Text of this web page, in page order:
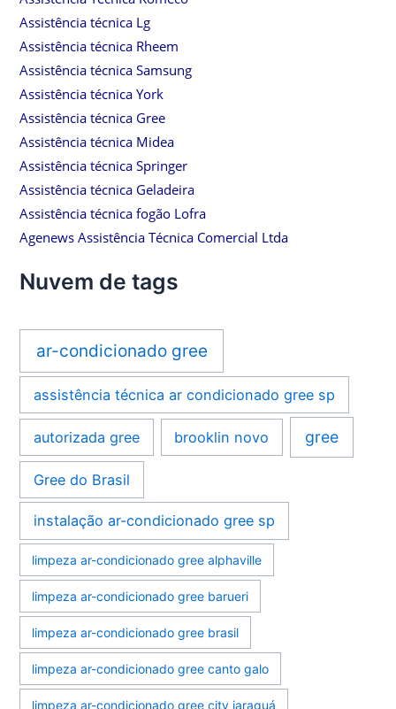
Assistência técnica Lg
Assistência técnica Rheem
Assistência técnica Samsung
Assistência técnica York
Assistência técnica Gree
Assistência técnica Midea
Assistência técnica Springer
Assistência técnica Geladeira
Assistência técnica fogão Lofra
Agenews Assistência Técnica Comercial Ltda
Nuvem de tags
ar-condicionado gree
assistência técnica ar condicionado gree sp
autorizada gree brooklin novo gree
Gree do Brasil
instalação ar-condicionado gree sp
limpeza ar-condicionado gree alphaville
limpeza ar-condicionado gree barueri
limpeza ar-condicionado gree brasil
limpeza ar-condicionado gree canto galo
limpeza ar-condicionado gree city jaraguá